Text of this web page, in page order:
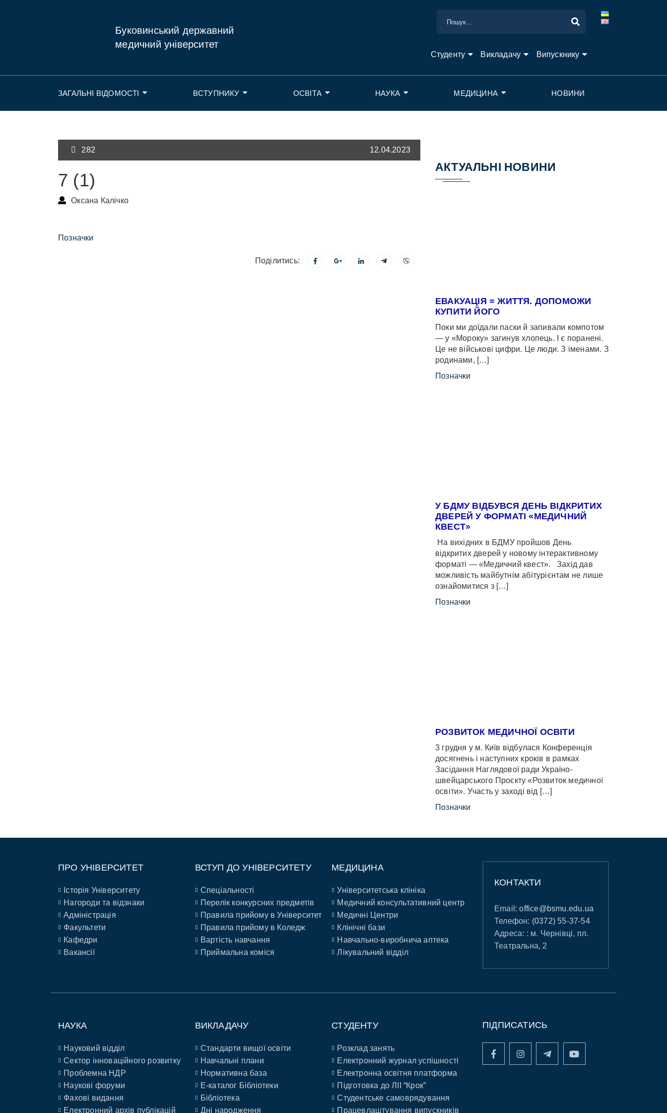
Буковинський державний
медичний університет
Студенту Викладачу Випускнику
ЗАГАЛЬНІ ВІДОМОСТІ ВСТУПНИКУ ОСВІТА НАУКА МЕДИЦИНА НОВИНИ
282 12.04.2023
7 (1)
Оксана Калічко
Позначки
Поділитись:
АКТУАЛЬНІ НОВИНИ
ЕВАКУАЦІЯ = ЖИТТЯ. ДОПОМОЖИ
КУПИТИ ЙОГО
Поки ми доїдали паски й запивали компотом
— у «Мороку» загинув хлопець. І є поранені.
Це не військові цифри. Це люди. З іменами. З
родинами, […]
Позначки
У БДМУ ВІДБУВСЯ ДЕНЬ ВІДКРИТИХ
ДВЕРЕЙ У ФОРМАТІ «МЕДИЧНИЙ
КВЕСТ»
На вихідних в БДМУ пройшов День
відкритих дверей у новому інтерактивному
форматі — «Медичний квест». Захід дав
можливість майбутнім абітурієнтам не лише
ознайомитися з […]
Позначки
РОЗВИТОК МЕДИЧНОЇ ОСВІТИ
3 грудня у м. Київ відбулася Конференція
досягнень і наступних кроків в рамках
Засідання Наглядової ради Україно-
швейцарського Проєкту «Розвиток медичної
освіти». Участь у заході від […]
Позначки
ПРО УНІВЕРСИТЕТ
Історія Університету
Нагороди та відзнаки
Адміністрація
Факультети
Кафедри
Вакансії
ВСТУП ДО УНІВЕРСИТЕТУ
Спеціальності
Перелік конкурсних предметів
Правила прийому в Університет
Правила прийому в Коледж
Вартість навчання
Приймальна коміся
МЕДИЦИНА
Університетська клініка
Медичний консультативний центр
Медичні Центри
Клінічні бази
Навчально-виробнича аптека
Лікувальний відділ
КОНТАКТИ
Email:office@bsmu.edu.ua
Телефон: (0372) 55-37-54
Адреса: : м. Чернівці, пл.
Театральна, 2
НАУКА
Науковий відділ
Сектор інноваційного розвитку
Проблемна НДР
Наукові форуми
Фахові видання
Електронний архів публікацій
ВИКЛАДАЧУ
Стандарти вищої освіти
Навчальні плани
Нормативна база
E-каталог Бібліотеки
Бібліотека
Дні народження
СТУДЕНТУ
Розклад занять
Електронний журнал успішності
Електронна освітня платформа
Підготовка до ЛІІ “Крок”
Студентське самоврядування
Працевлаштування випускників
ПІДПИСАТИСЬ